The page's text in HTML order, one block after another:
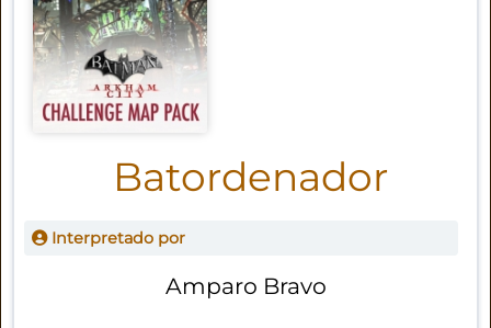
Batordenador
Interpretado por
Amparo Bravo